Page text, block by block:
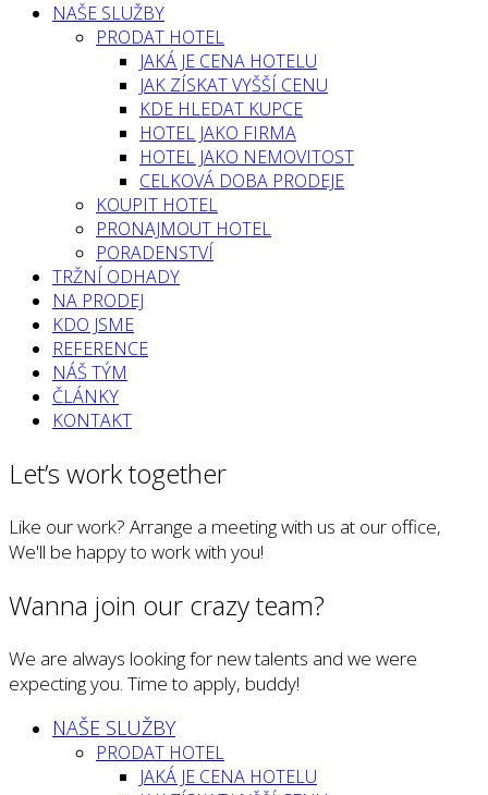
NAŠE SLUŽBY
PRODAT HOTEL
JAKÁ JE CENA HOTELU
JAK ZÍSKAT VYŠŠÍ CENU
KDE HLEDAT KUPCE
HOTEL JAKO FIRMA
HOTEL JAKO NEMOVITOST
CELKOVÁ DOBA PRODEJE
KOUPIT HOTEL
PRONAJMOUT HOTEL
PORADENSTVÍ
TRŽNÍ ODHADY
NA PRODEJ
KDO JSME
REFERENCE
NÁŠ TÝM
ČLÁNKY
KONTAKT
Let’s work together
Like our work? Arrange a meeting with us at our office,
We'll be happy to work with you!
Wanna join our crazy team?
We are always looking for new talents and we were
expecting you. Time to apply, buddy!
NAŠE SLUŽBY
PRODAT HOTEL
JAKÁ JE CENA HOTELU